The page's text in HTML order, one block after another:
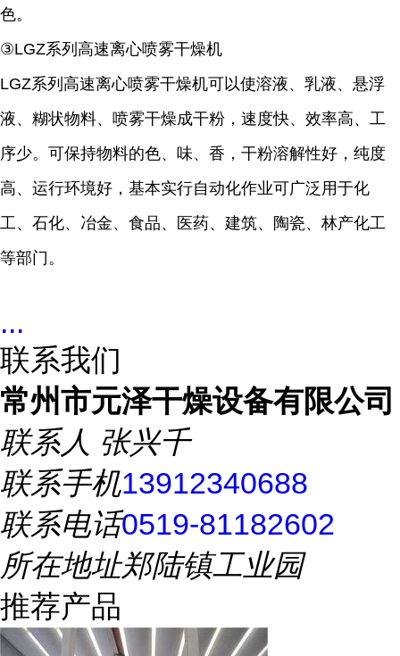
色。
③LGZ系列高速离心喷雾干燥机
LGZ系列高速离心喷雾干燥机可以使溶液、乳液、悬浮
液、糊状物料、喷雾干燥成干粉，速度快、效率高、工
序少。可保持物料的色、味、香，干粉溶解性好，纯度
高、运行环境好，基本实行自动化作业可广泛用于化
工、石化、冶金、食品、医药、建筑、陶瓷、林产化工
等部门。
...
联系我们
常州市元泽干燥设备有限公司
联系人 张兴千
联系手机13912340688
联系电话0519-81182602
所在地址郑陆镇工业园
推荐产品